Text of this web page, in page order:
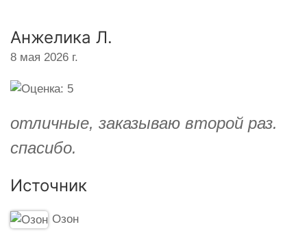
Анжелика Л.
8 мая 2026 г.
отличные, заказываю второй раз.
спасибо.
Источник
Озон